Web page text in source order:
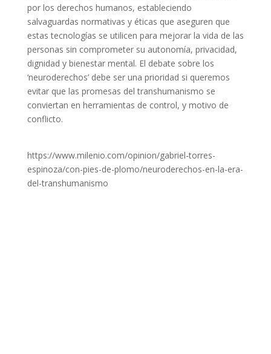
por los derechos humanos, estableciendo
salvaguardas normativas y éticas que aseguren que
estas tecnologías se utilicen para mejorar la vida de las
personas sin comprometer su autonomía, privacidad,
dignidad y bienestar mental. El debate sobre los
‘neuroderechos’ debe ser una prioridad si queremos
evitar que las promesas del transhumanismo se
conviertan en herramientas de control, y motivo de
conflicto.
https://www.milenio.com/opinion/gabriel-torres-
espinoza/con-pies-de-plomo/neuroderechos-en-la-era-
del-transhumanismo